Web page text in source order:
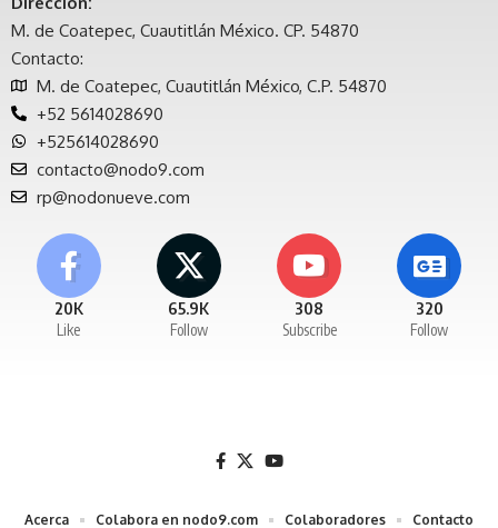
M. de Coatepec, Cuautitlán México. CP. 54870
Contacto:
M. de Coatepec, Cuautitlán México, C.P. 54870
+52 5614028690
+525614028690
contacto@nodo9.com
rp@nodonueve.com
20K
Like
65.9K
Follow
308
Subscribe
320
Follow
Acerca Colabora en nodo9.com Colaboradores Contacto